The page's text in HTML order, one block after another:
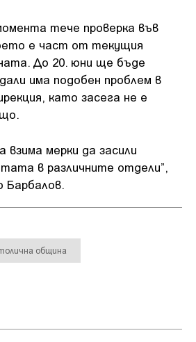
тече проверка във
е част от текущия
До 20. юни ще бъде
има подобен проблем в
като засега не е
взима мерки да засили
в различните отдели”,
Барбалов.
община